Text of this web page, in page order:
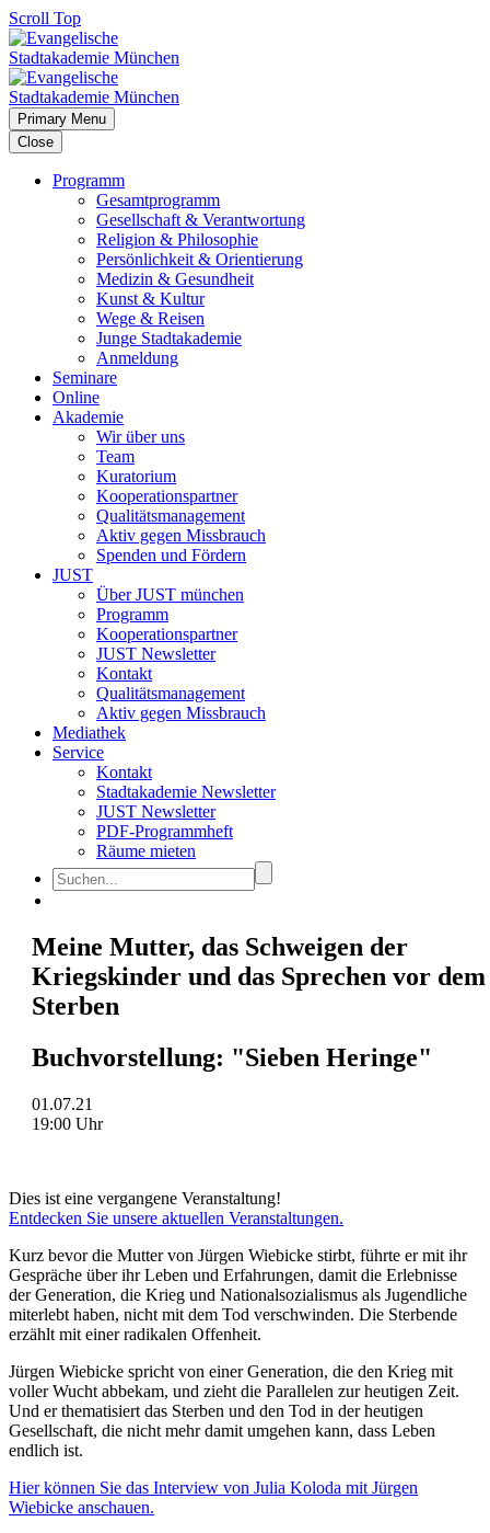
Scroll Top
Primary Menu
Close
Programm
Gesamtprogramm
Gesellschaft & Verantwortung
Religion & Philosophie
Persönlichkeit & Orientierung
Medizin & Gesundheit
Kunst & Kultur
Wege & Reisen
Junge Stadtakademie
Anmeldung
Seminare
Online
Akademie
Wir über uns
Team
Kuratorium
Kooperationspartner
Qualitätsmanagement
Aktiv gegen Missbrauch
Spenden und Fördern
JUST
Über JUST münchen
Programm
Kooperationspartner
JUST Newsletter
Kontakt
Qualitätsmanagement
Aktiv gegen Missbrauch
Mediathek
Service
Kontakt
Stadtakademie Newsletter
JUST Newsletter
PDF-Programmheft
Räume mieten
Meine Mutter, das Schweigen der
Kriegskinder und das Sprechen vor dem
Sterben
Buchvorstellung: "Sieben Heringe"
01.07.21
19:00 Uhr
Dies ist eine vergangene Veranstaltung!
Entdecken Sie unsere aktuellen Veranstaltungen.
Kurz bevor die Mutter von Jürgen Wiebicke stirbt, führte er mit ihr
Gespräche über ihr Leben und Erfahrungen, damit die Erlebnisse
der Generation, die Krieg und Nationalsozialismus als Jugendliche
miterlebt haben, nicht mit dem Tod verschwinden. Die Sterbende
erzählt mit einer radikalen Offenheit.
Jürgen Wiebicke spricht von einer Generation, die den Krieg mit
voller Wucht abbekam, und zieht die Parallelen zur heutigen Zeit.
Und er thematisiert das Sterben und den Tod in der heutigen
Gesellschaft, die nicht mehr damit umgehen kann, dass Leben
endlich ist.
Hier können Sie das Interview von Julia Koloda mit Jürgen
Wiebicke anschauen.